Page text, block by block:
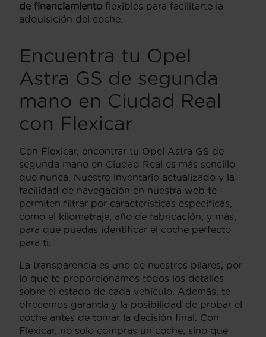
de financiamiento flexibles para facilitarte la
adquisición del coche.
Encuentra tu Opel
Astra GS de segunda
mano en Ciudad Real
con Flexicar
Con Flexicar, encontrar tu Opel Astra GS de
segunda mano en Ciudad Real es más sencillo
que nunca. Nuestro inventario actualizado y la
facilidad de navegación en nuestra web te
permiten filtrar por características específicas,
como el kilometraje, año de fabricación, y más,
para que puedas identificar el coche perfecto
para ti.
La transparencia es uno de nuestros pilares, por
lo que te proporcionamos todos los detalles
sobre el estado de cada vehículo. Además, te
ofrecemos garantía y la posibilidad de probar el
coche antes de tomar la decisión final. Con
Flexicar, no solo compras un coche, sino que